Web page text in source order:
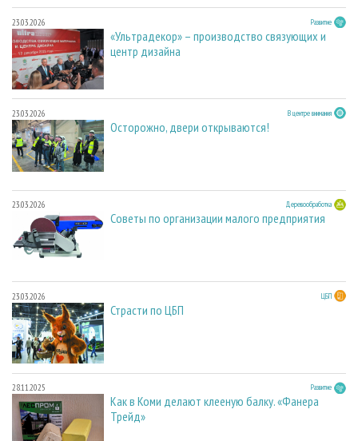
23.03.2026 Развитие
«Ультрадекор» – производство связующих и
центр дизайна
23.03.2026 В центре внимания
Осторожно, двери открываются!
23.03.2026 Деревообработка
Советы по организации малого предприятия
23.03.2026 ЦБП
Страсти по ЦБП
28.11.2025 Развитие
Как в Коми делают клееную балку. «Фанера
Трейд»